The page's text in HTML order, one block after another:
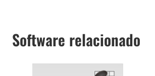
Software relacionado